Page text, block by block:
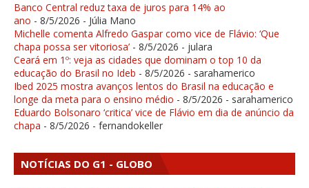
Banco Central reduz taxa de juros para 14% ao
ano - 8/5/2026 - Júlia Mano
Michelle comenta Alfredo Gaspar como vice de Flávio: ‘Que
chapa possa ser vitoriosa’ - 8/5/2026 - julara
Ceará em 1º: veja as cidades que dominam o top 10 da
educação do Brasil no Ideb - 8/5/2026 - sarahamerico
Ibed 2025 mostra avanços lentos do Brasil na educação e
longe da meta para o ensino médio - 8/5/2026 - sarahamerico
Eduardo Bolsonaro ‘critica’ vice de Flávio em dia de anúncio da
chapa - 8/5/2026 - fernandokeller
NOTÍCIAS DO G1 - GLOBO